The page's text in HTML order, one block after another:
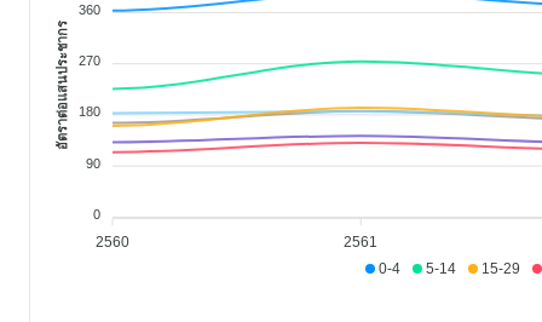
0-4 5-14 15-29
2560 2561
360
270
180
90
0
อัตราต่อแสนประชากร